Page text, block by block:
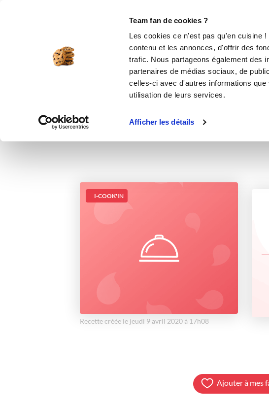
Team fan de cookies ?
Les cookies ce n'est pas qu'en cuisine
contenu et les annonces, d'offrir des
trafic. Nous partageons également des
partenaires de médias sociaux, de
celles-ci avec d'autres informations
utilisation de leurs services.
Afficher les détails
Lait
desserts
I-COOK'IN
Recette créée le jeudi 9 avril 2020 à 17h08
Ajouter à mes